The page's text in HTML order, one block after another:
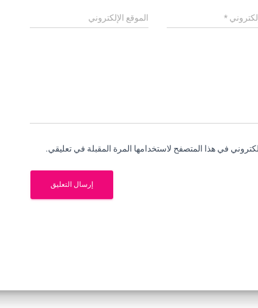
* الموقع الإلكتروني
في هذا المتصفح لاستخدامها المرة المقبلة في تعليقي.